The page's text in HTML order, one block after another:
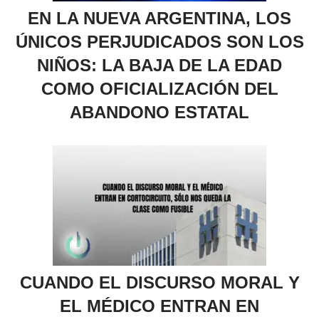
EN LA NUEVA ARGENTINA, LOS
ÚNICOS PERJUDICADOS SON LOS
NIÑOS: LA BAJA DE LA EDAD
COMO OFICIALIZACIÓN DEL
ABANDONO ESTATAL
CUANDO EL DISCURSO MORAL Y
EL MÉDICO ENTRAN EN